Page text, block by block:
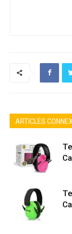
ARTICLES